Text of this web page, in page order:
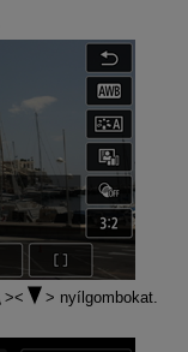
nyílgombokat.